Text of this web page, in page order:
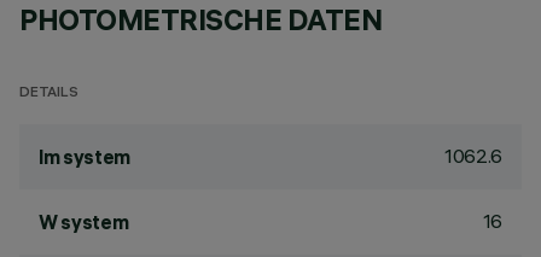
PHOTOMETRISCHE DATEN
DETAILS
lm system 1062.6
W system 16